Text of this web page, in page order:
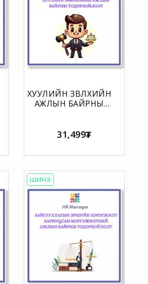
ХУУЛИЙН ЗӨВЛӨХИЙН
АЖЛЫН БАЙРНЫ
31,499₮
ШИНЭ